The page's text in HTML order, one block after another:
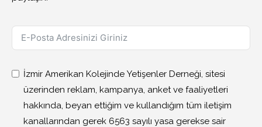
İzmir Amerikan Kolejinde Yetişenler Derneği, sitesi
üzerinden reklam, kampanya, anket ve faaliyetleri
hakkında, beyan ettiğim ve kullandığım tüm iletişim
kanallarından gerek 6563 sayılı yasa gerekse sair